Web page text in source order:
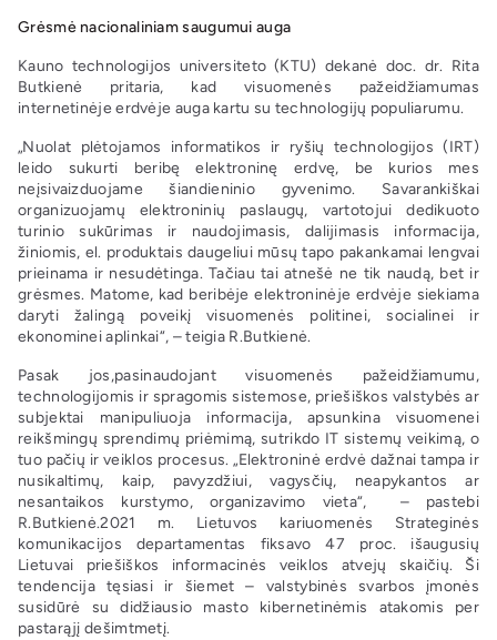
Grėsmė nacionaliniam saugumui auga
Kauno technologijos universiteto (KTU) dekanė doc. dr. Rita
Butkienė pritaria, kad visuomenės pažeidžiamumas
internetinėje erdvėje auga kartu su technologijų populiarumu.
„Nuolat plėtojamos informatikos ir ryšių technologijos (IRT)
leido sukurti beribę elektroninę erdvę, be kurios mes
neįsivaizduojame šiandieninio gyvenimo. Savarankiškai
organizuojamų elektroninių paslaugų, vartotojui dedikuoto
turinio sukūrimas ir naudojimasis, dalijimasis informacija,
žiniomis, el. produktais daugeliui mūsų tapo pakankamai lengvai
prieinama ir nesudėtinga. Tačiau tai atnešė ne tik naudą, bet ir
grėsmes. Matome, kad beribėje elektroninėje erdvėje siekiama
daryti žalingą poveikį visuomenės politinei, socialinei ir
ekonominei aplinkai“, – teigia R.Butkienė.
Pasak jos,pasinaudojant visuomenės pažeidžiamumu,
technologijomis ir spragomis sistemose, priešiškos valstybės ar
subjektai manipuliuoja informacija, apsunkina visuomenei
reikšmingų sprendimų priėmimą, sutrikdo IT sistemų veikimą, o
tuo pačių ir veiklos procesus. „Elektroninė erdvė dažnai tampa ir
nusikaltimų, kaip, pavyzdžiui, vagysčių, neapykantos ar
nesantaikos kurstymo, organizavimo vieta“, – pastebi
R.Butkienė.2021 m. Lietuvos kariuomenės Strateginės
komunikacijos departamentas fiksavo 47 proc. išaugusių
Lietuvai priešiškos informacinės veiklos atvejų skaičių. Ši
tendencija tęsiasi ir šiemet – valstybinės svarbos įmonės
susidūrė su didžiausio masto kibernetinėmis atakomis per
pastarąjį dešimtmetį.